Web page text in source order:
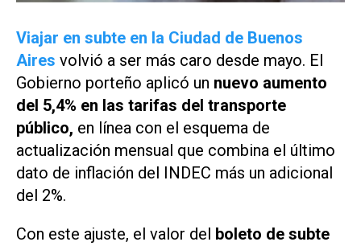
Viajar en subte en la Ciudad de Buenos
Aires volvió a ser más caro desde mayo. El
Gobierno porteño aplicó un nuevo aumento
del 5,4% en las tarifas del transporte
público, en línea con el esquema de
actualización mensual que combina el último
dato de inflación del INDEC más un adicional
del 2%.
Con este ajuste, el valor del boleto de subte